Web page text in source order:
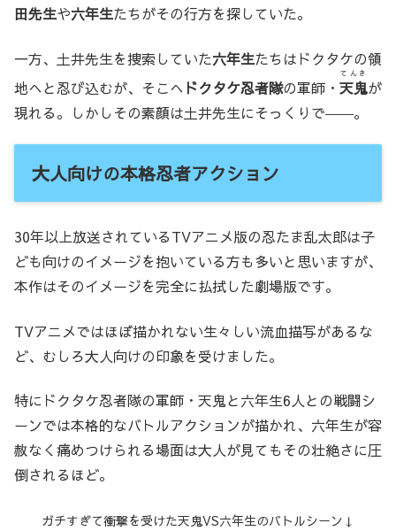
田先生や六年生たちがその行方を探していた。
一方、土井先生を捜索していた六年生たちはドクタケの領
地へと忍び込むが、そこへ ドクタケ忍者隊の軍師・ 天鬼
てんき
が
現れる。しかしその素顔は土井先生にそっくりで――。
大人向けの本格忍者アクション
30年以上放送されているTVアニメ版の忍たま乱太郎は子
ども向けのイメージを抱いている方も多いと思いますが、
本作はそのイメージを完全に払拭した劇場版です。
TVアニメではほぼ描かれない生々しい流血描写があるな
ど、むしろ大人向けの印象を受けました。
特にドクタケ忍者隊の軍師・天鬼と六年生6人との戦闘シ
ーンでは本格的なバトルアクションが描かれ、六年生が容
赦なく痛めつけられる場面は大人が見てもその壮絶さに圧
倒されるほど。
ガチすぎて衝撃を受けた天鬼VS六年生のバトルシーン↓